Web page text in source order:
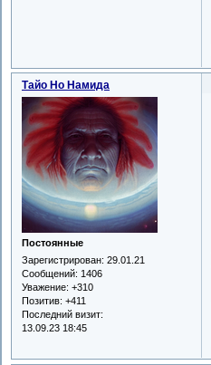
Тайо Но Намида
Постоянные
Зарегистрирован: 29.01.21
Сообщений: 1406
Уважение: +310
Позитив: +411
Последний визит:
13.09.23 18:45